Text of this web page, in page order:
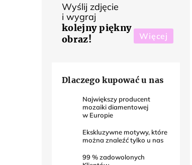
Wyślij zdjęcie
i wygraj
kolejny piękny
obraz!
Więcej
Dlaczego kupować u nas
Największy producent
mozaiki diamentowej
w Europie
Ekskluzywne motywy, które
można znaleźć tylko u nas
99% zadowolonych